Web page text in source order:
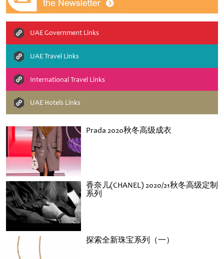
Prada 2020秋冬高级成衣
香奈儿(CHANEL) 2020/21秋冬高级定制
系列
探索全新珠宝系列（一）
UAE Government Links
UAE Travel Links
International Travel Links
UAE Hotels Links